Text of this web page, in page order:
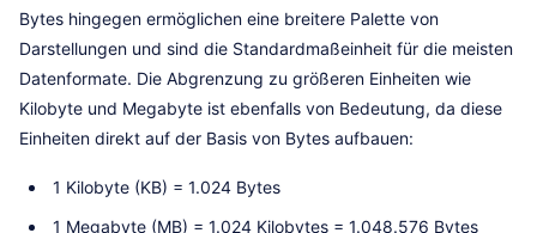
Bytes hingegen ermöglichen eine breitere Palette von
Darstellungen und sind die Standardmaßeinheit für die meisten
Datenformate. Die Abgrenzung zu größeren Einheiten wie
Kilobyte und Megabyte ist ebenfalls von Bedeutung, da diese
Einheiten direkt auf der Basis von Bytes aufbauen:
1 Kilobyte (KB) = 1.024 Bytes
1 Megabyte (MB) = 1.024 Kilobytes = 1.048.576 Bytes